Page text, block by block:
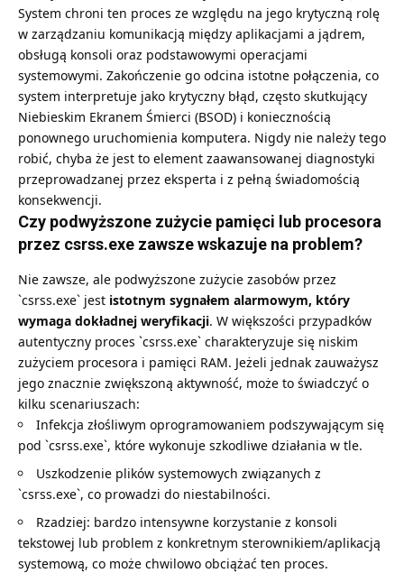
System chroni ten proces ze względu na jego krytyczną rolę
w zarządzaniu komunikacją między aplikacjami a jądrem,
obsługą konsoli oraz podstawowymi operacjami
systemowymi. Zakończenie go odcina istotne połączenia, co
system interpretuje jako krytyczny błąd, często skutkujący
Niebieskim Ekranem Śmierci (BSOD) i koniecznością
ponownego uruchomienia komputera. Nigdy nie należy tego
robić, chyba że jest to element zaawansowanej diagnostyki
przeprowadzanej przez eksperta i z pełną świadomością
konsekwencji.
Czy podwyższone zużycie pamięci lub procesora
przez csrss.exe zawsze wskazuje na problem?
Nie zawsze, ale podwyższone zużycie zasobów przez
`csrss.exe` jest istotnym sygnałem alarmowym, który
wymaga dokładnej weryfikacji. W większości przypadków
autentyczny proces `csrss.exe` charakteryzuje się niskim
zużyciem procesora i pamięci RAM. Jeżeli jednak zauważysz
jego znacznie zwiększoną aktywność, może to świadczyć o
kilku scenariuszach:
Infekcja złośliwym oprogramowaniem podszywającym się
pod `csrss.exe`, które wykonuje szkodliwe działania w tle.
Uszkodzenie plików systemowych związanych z
`csrss.exe`, co prowadzi do niestabilności.
Rzadziej: bardzo intensywne korzystanie z konsoli
tekstowej lub problem z konkretnym sterownikiem/aplikacją
systemową, co może chwilowo obciążać ten proces.